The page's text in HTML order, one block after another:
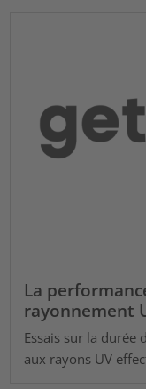
La
rayonnement
Essais sur la durée
aux rayons UV